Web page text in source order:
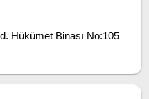
Hükümet Binası No:105